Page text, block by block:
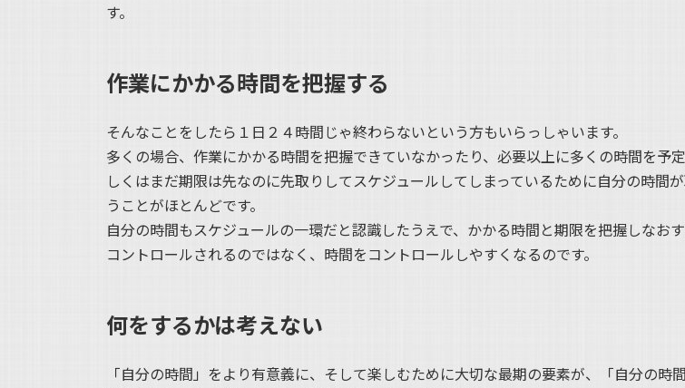
す。
作業にかかる時間を把握する
そんなことをしたら１日２４時間じゃ終わらないという方もいらっしゃいます。
多くの場合、作業にかかる時間を把握できていなかったり、必要以上に多くの時間を予
しくはまだ期限は先なのに先取りしてスケジュールしてしまっているために自分の時間
うことがほとんどです。
自分の時間もスケジュールの一環だと認識したうえで、かかる時間と期限を把握しなお
コントロールされるのではなく、時間をコントロールしやすくなるのです。
何をするかは考えない
「自分の時間」をより有意義に、そして楽しむために大切な最期の要素が、「自分の時